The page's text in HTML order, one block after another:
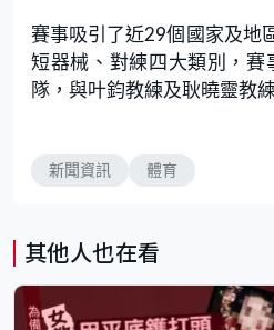
賽事吸引了近29個國家及地
短器械、對練四大類別，
隊，與叶鈞教練及耿曉靈教
新聞資訊 體育
其他人也在看